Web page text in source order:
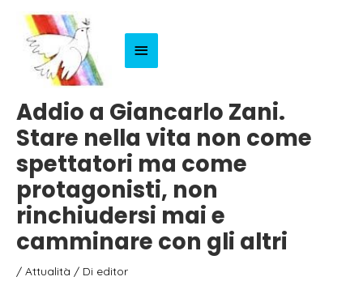
Menu
Addio a Giancarlo Zani.
Stare nella vita non come
spettatori ma come
protagonisti, non
rinchiudersi mai e
camminare con gli altri
/ Attualità / Di editor